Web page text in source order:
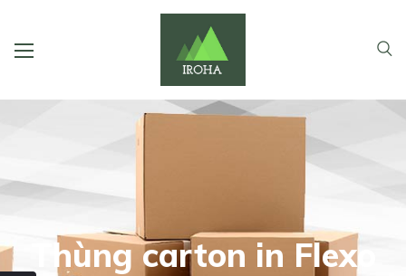
Thùng carton in Flexo